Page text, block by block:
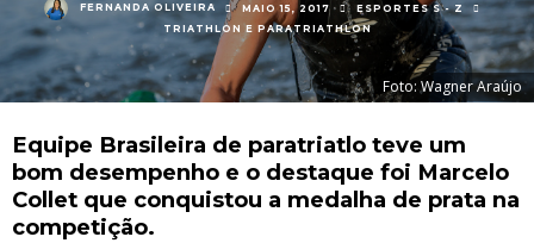
FERNANDA OLIVEIRA MAIO 15, 2017
ESPORTES S - Z
TRIATHLON E PARATRIATHLON
Foto: Wagner Araújo
Equipe Brasileira de paratriatlo teve um
bom desempenho e o destaque foi Marcelo
Collet que conquistou a medalha de prata na
competição.